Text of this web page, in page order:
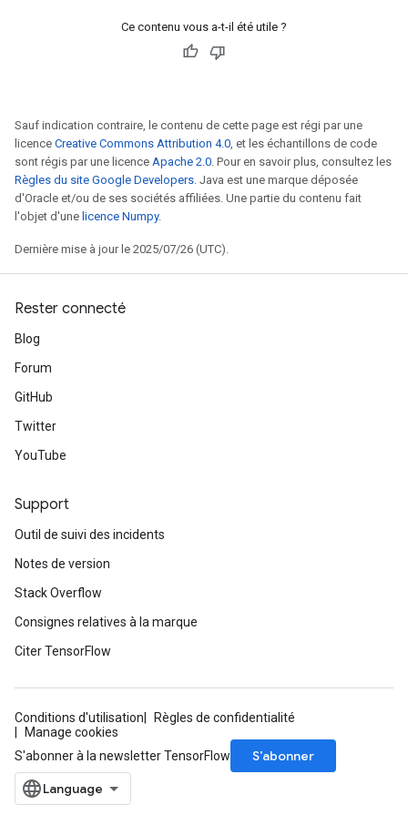
Ce contenu vous a-t-il été utile ?
Sauf indication contraire, le contenu de cette page est régi par une
licence Creative Commons Attribution 4.0, et les échantillons de code
sont régis par une licence Apache 2.0. Pour en savoir plus, consultez les
Règles du site Google Developers. Java est une marque déposée
d'Oracle et/ou de ses sociétés affiliées. Une partie du contenu fait
l'objet d'une licence Numpy.
Dernière mise à jour le 2025/07/26 (UTC).
Rester connecté
Blog
Forum
GitHub
Twitter
YouTube
Support
Outil de suivi des incidents
Notes de version
Stack Overflow
Consignes relatives à la marque
Citer TensorFlow
Conditions d'utilisation
Règles de confidentialité
Manage cookies
S'abonner à la newsletter TensorFlow
S’abonner